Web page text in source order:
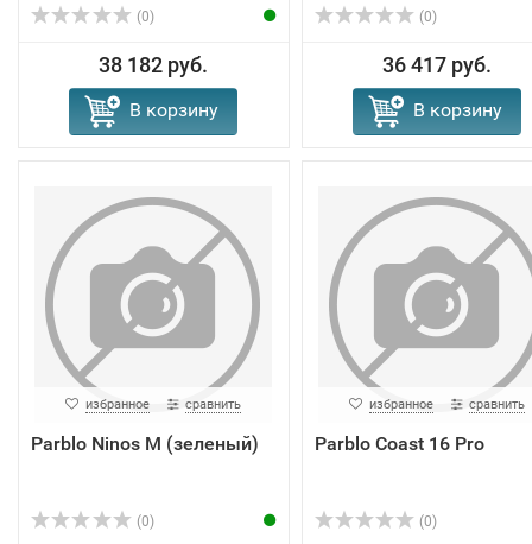
(0)
38 182 руб.
В корзину
(0)
36 417 руб.
В корзину
избранное сравнить
Parblo Ninos M (зеленый)
(0)
избранное сравнить
Parblo Coast 16 Pro
(0)